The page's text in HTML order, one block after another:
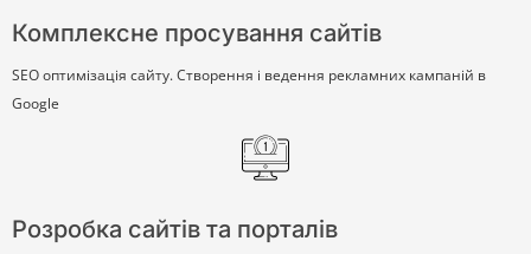
Комплексне просування сайтів
SEO оптимізація сайту. Створення і ведення рекламних кампаній в
Google
Розробка сайтів та порталів